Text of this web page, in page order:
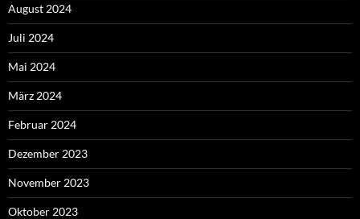
August 2024
Juli 2024
Mai 2024
März 2024
Februar 2024
Dezember 2023
November 2023
Oktober 2023